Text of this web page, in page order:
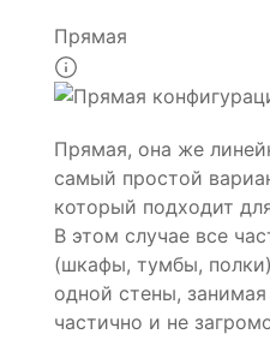
Прямая
Прямая, она же
самый простой
который подходит
В этом случае все
(шкафы, тумбы,
одной стены,
частично и не